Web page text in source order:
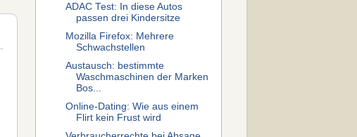
ADAC Test: In diese Autos
passen drei Kindersitze
Mozilla Firefox: Mehrere
Schwachstellen
Austausch: bestimmte
Waschmaschinen der Marken
Bos...
Online-Dating: Wie aus einem
Flirt kein Frust wird